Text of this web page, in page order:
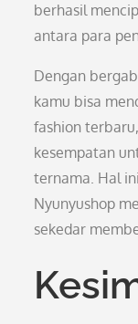
berhasil
antara para
Dengan
kamu bisa
fashion
kesempatan
ternama. Hal
Nyunyushop
sekedar